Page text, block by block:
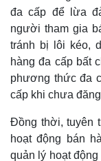
đa cấp để lừa
người tham gia
tránh bị lôi kéo,
hàng đa cấp bất
phương thức đa
cấp khi chưa
Đồng thời, tuyên
hoạt động bán
quản lý hoạt